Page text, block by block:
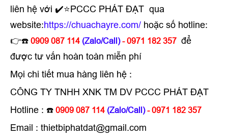
liên hệ với ✔️⭐PCCC PHÁT ĐẠT qua
website:https://chuachayre.com/ hoặc số hotline:
👉☎️ 0909 087 114 (Zalo/Call) - 0971 182 357 để
được tư vấn hoàn toàn miễn phí
Mọi chi tiết mua hàng liên hệ :
CÔNG TY TNHH XNK TM DV PCCC PHÁT ĐẠT
Hotline : ☎️ 0909 087 114 (Zalo/Call) - 0971 182 357
Email : thietbiphatdat@gmail.com